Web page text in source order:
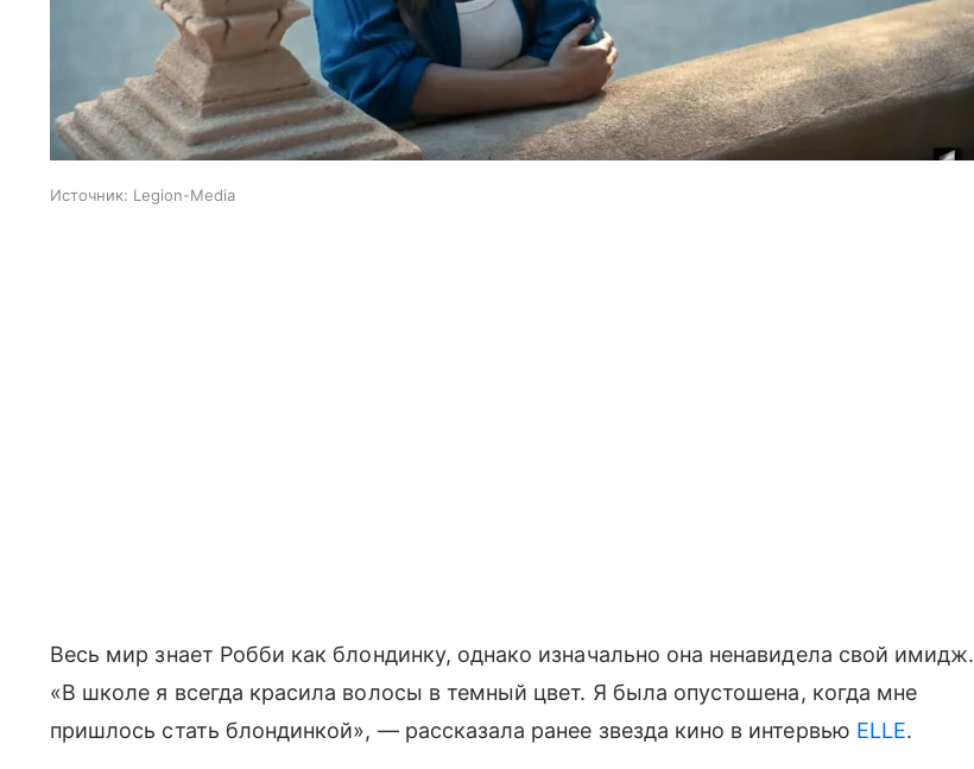
Источник: Legion-Media
Весь мир знает Робби как блондинку, однако изначально она ненавидела свой имидж.
«В школе я всегда красила волосы в темный цвет. Я была опустошена, когда мне
пришлось стать блондинкой», — рассказала ранее звезда кино в интервью ELLE.